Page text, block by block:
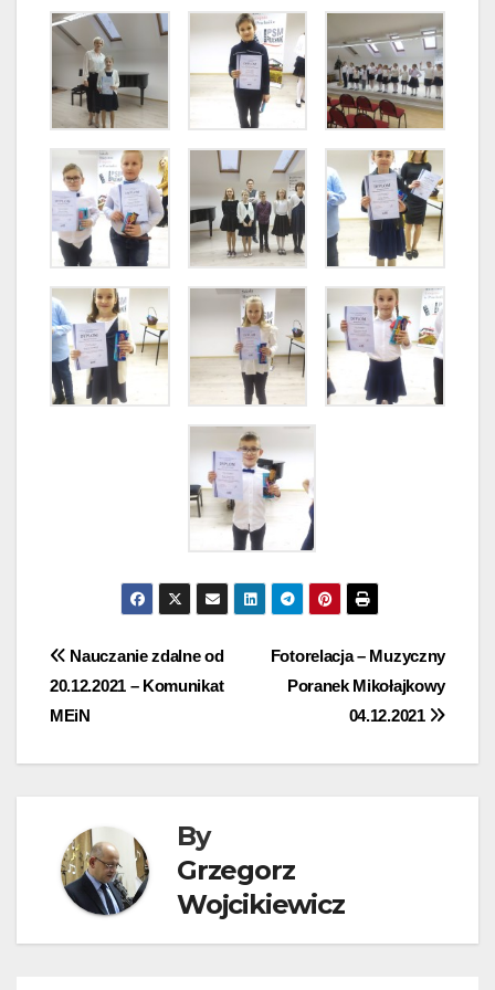
Nawigacja
wpisu
Fotorelacja – Muzyczny
Poranek Mikołajkowy
04.12.2021
Nauczanie zdalne od
20.12.2021 – Komunikat
MEiN
By
Grzegorz
Wojcikiewicz